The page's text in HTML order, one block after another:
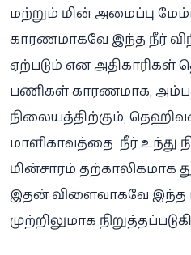
மற்றும் மின் அமைப்பு
காரணமாகவே இந்த நீர்
ஏற்படும் என அதிகாரிகள்
பணிகள் காரணமாக,
நிலையத்திற்கும்,
மாளிகாவத்தை நீர் உந்து
மின்சாரம் தற்காலிகமாக
இதன் விளைவாகவே இந்த
முற்றிலுமாக